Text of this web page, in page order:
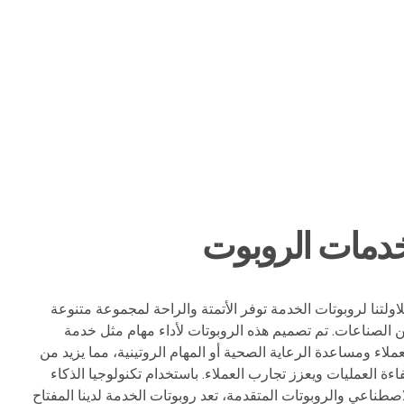
الروبوت
لروبوتات الخدمة توفر الأتمتة والراحة لمجموعة متنوعة
الصناعات. تم تصميم هذه الروبوتات لأداء مهام مثل خدمة
ومساعدة الرعاية الصحية أو المهام الروتينية، مما يزيد من
العمليات ويعزز تجارب العملاء. باستخدام تكنولوجيا الذكاء
والروبوتات المتقدمة، تعد روبوتات الخدمة لدينا المفتاح